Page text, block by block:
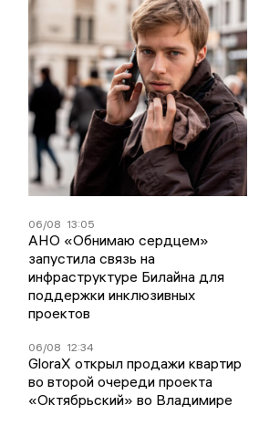
06/08 13:05
АНО «Обнимаю сердцем»
запустила связь на
инфраструктуре Билайна для
поддержки инклюзивных
проектов
06/08 12:34
GloraX открыл продажи квартир
во второй очереди проекта
«Октябрьский» во Владимире